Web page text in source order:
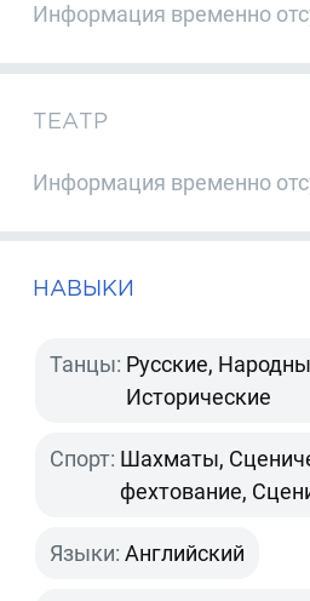
Информация временно
ТЕАТР
Информация временно
НАВЫКИ
Танцы: Русские,
Исторические
Спорт: Шахматы,
фехтование,
Языки: Английский